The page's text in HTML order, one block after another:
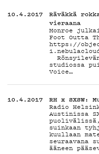
10.4.2017
Räväkkä
vieraana
Monroe
Foot Outta
https://
studiossa
Voice…
10.4.2017 RH x SXSW:
Radio
Austinissa
suinkaan
kuullaan
seuraavana
ääneen